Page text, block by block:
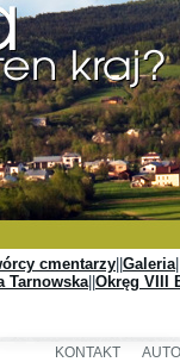
cmentarzy Galeria
Tarnowska|| Okręg VIII
KONTAKT